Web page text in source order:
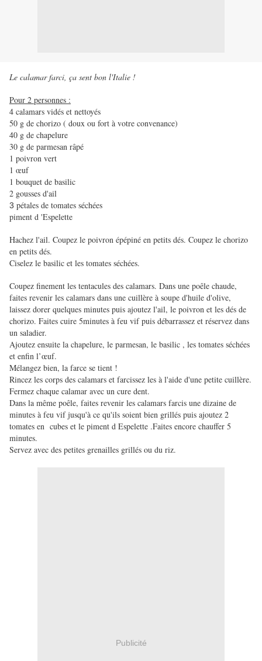
Le calamar farci, ça sent bon l'Italie !
Pour 2 personnes :
4 calamars vidés et nettoyés
50 g de chorizo ( doux ou fort à votre convenance)
40 g de chapelure
30 g de parmesan râpé
1 poivron vert
1 œuf
1 bouquet de basilic
2 gousses d'ail
3 pétales de tomates séchées
piment d 'Espelette
Hachez l'ail. Coupez le poivron épépiné en petits dés. Coupez le chorizo
en petits dés.
Ciselez le basilic et les tomates séchées.
Coupez finement les tentacules des calamars. Dans une poêle chaude,
faites revenir les calamars dans une cuillère à soupe d'huile d'olive,
laissez dorer quelques minutes puis ajoutez l'ail, le poivron et les dés de
chorizo. Faites cuire 5minutes à feu vif puis débarrassez et réservez dans
un saladier.
Ajoutez ensuite la chapelure, le parmesan, le basilic , les tomates séchées
et enfin l’œuf.
Mélangez bien, la farce se tient !
Rincez les corps des calamars et farcissez les à l'aide d'une petite cuillère.
Fermez chaque calamar avec un cure dent.
Dans la même poêle, faites revenir les calamars farcis une dizaine de
minutes à feu vif jusqu'à ce qu'ils soient bien grillés puis ajoutez 2
tomates en cubes et le piment d Espelette .Faites encore chauffer 5
minutes.
Servez avec des petites grenailles grillés ou du riz.
Publicité